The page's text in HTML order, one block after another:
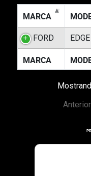
MARCA
FORD EDGE
MARCA
Anterior